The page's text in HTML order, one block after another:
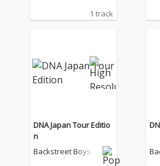
1 track
DNA Japan Tour Editio
n
Backstreet Boys